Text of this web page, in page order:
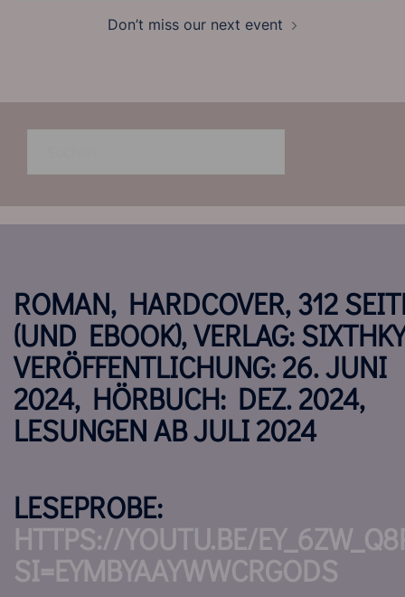
Don’t miss our next event
ROMAN, HARDCOVER, 312
(UND EBOOK), VERLAG:
VERÖFFENTLICHUNG: 26. JUNI
2024, HÖRBUCH: DEZ. 2024,
LESUNGEN AB JULI 2024
LESEPROBE:
HTTPS://YOUTU.BE/
SI=EYMBYAAYWWCRGODS